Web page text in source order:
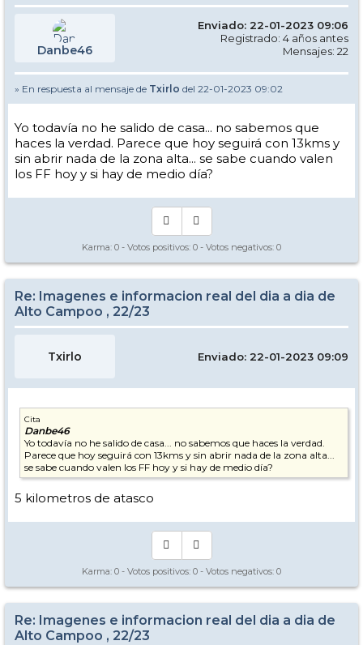
Danbe46
Enviado: 22-01-2023 09:06
Registrado: 4 años antes
Mensajes: 22
» En respuesta al mensaje de Txirlo del 22-01-2023 09:02
Yo todavía no he salido de casa... no sabemos que
haces la verdad. Parece que hoy seguirá con 13kms y
sin abrir nada de la zona alta... se sabe cuando valen
los FF hoy y si hay de medio día?
Karma: 0 - Votos positivos: 0 - Votos negativos: 0
Re: Imagenes e informacion real del dia a dia de
Alto Campoo , 22/23
Txirlo Enviado: 22-01-2023 09:09
Cita
Danbe46
Yo todavía no he salido de casa... no sabemos que haces la verdad.
Parece que hoy seguirá con 13kms y sin abrir nada de la zona alta...
se sabe cuando valen los FF hoy y si hay de medio día?
5 kilometros de atasco
Karma: 0 - Votos positivos: 0 - Votos negativos: 0
Re: Imagenes e informacion real del dia a dia de
Alto Campoo , 22/23